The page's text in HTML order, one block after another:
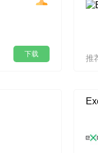
下载 推